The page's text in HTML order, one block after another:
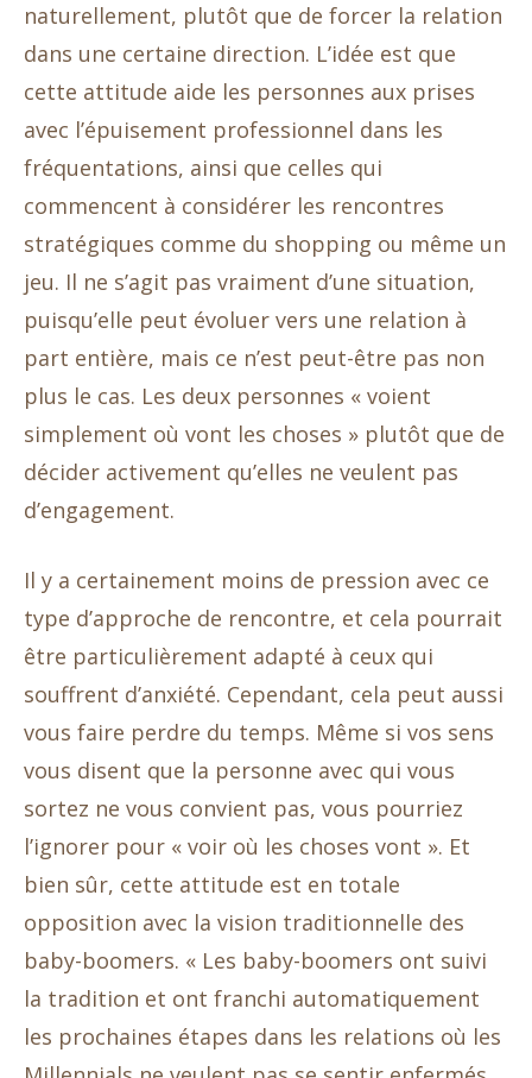
naturellement, plutôt que de forcer la relation
dans une certaine direction. L’idée est que
cette attitude aide les personnes aux prises
avec l’épuisement professionnel dans les
fréquentations, ainsi que celles qui
commencent à considérer les rencontres
stratégiques comme du shopping ou même un
jeu. Il ne s’agit pas vraiment d’une situation,
puisqu’elle peut évoluer vers une relation à
part entière, mais ce n’est peut-être pas non
plus le cas. Les deux personnes « voient
simplement où vont les choses » plutôt que de
décider activement qu’elles ne veulent pas
d’engagement.
Il y a certainement moins de pression avec ce
type d’approche de rencontre, et cela pourrait
être particulièrement adapté à ceux qui
souffrent d’anxiété. Cependant, cela peut aussi
vous faire perdre du temps. Même si vos sens
vous disent que la personne avec qui vous
sortez ne vous convient pas, vous pourriez
l’ignorer pour « voir où les choses vont ». Et
bien sûr, cette attitude est en totale
opposition avec la vision traditionnelle des
baby-boomers. « Les baby-boomers ont suivi
la tradition et ont franchi automatiquement
les prochaines étapes dans les relations où les